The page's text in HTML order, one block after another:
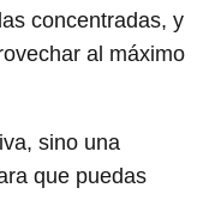
concentradas, y
al máximo
sino una
que puedas